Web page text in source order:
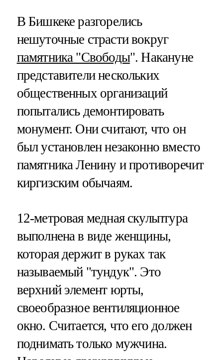
В Бишкеке разгорелись
нешуточные страсти вокруг
памятника "Свободы". Накануне
представители нескольких
общественных организаций
попытались демонтировать
монумент. Они считают, что он
был установлен незаконно вместо
памятника Ленину и противоречит
киргизским обычаям.
12-метровая медная скульптура
выполнена в виде женщины,
которая держит в руках так
называемый "тундук". Это
верхний элемент юрты,
своеобразное вентиляционное
окно. Считается, что его должен
поднимать только мужчина.